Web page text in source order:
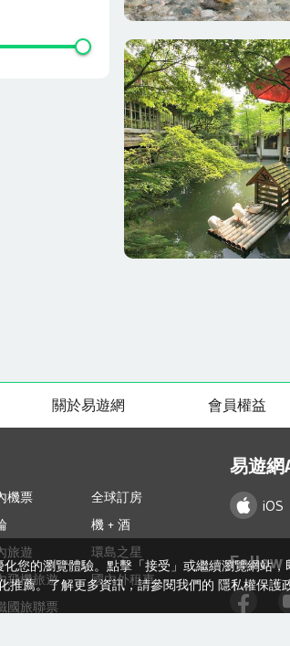
關於易遊網 會員權益
機票
全球訂房
機 + 酒
旅遊
環島之星
飛機旅遊
國內外租車
國旅聯票
易遊網
iOS
Follow
您的瀏覽體驗。點擊「接受」或繼續瀏覽網站
推薦。了解更多資訊，請參閱我們的 隱私權保護